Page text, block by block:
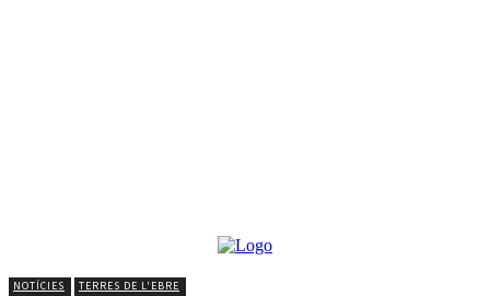
NOTÍCIES TERRES DE L'EBRE